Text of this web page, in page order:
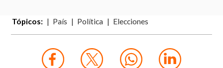
Tópicos: País Política Elecciones